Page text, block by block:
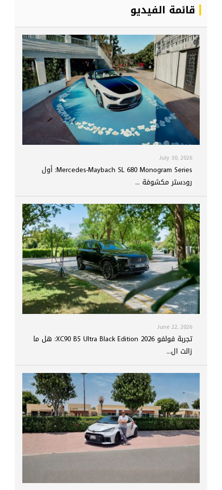
قائمة الفيديو
July 30, 2026
Mercedes-Maybach SL 680 Monogram Series: أول
رودستر مكشوفة ...
June 22, 2026
تجربة فولفو XC90 B5 Ultra Black Edition 2026: هل ما
زالت ال...